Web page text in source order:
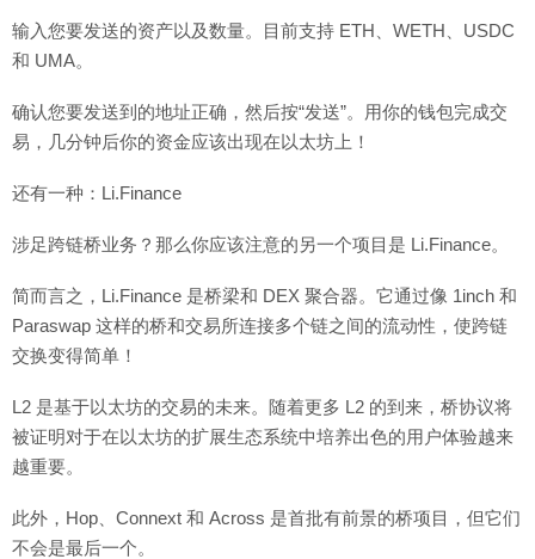
输入您要发送的资产以及数量。目前支持 ETH、WETH、USDC
和 UMA。
确认您要发送到的地址正确，然后按“发送”。用你的钱包完成交
易，几分钟后你的资金应该出现在以太坊上！
还有一种：Li.Finance
涉足跨链桥业务？那么你应该注意的另一个项目是 Li.Finance。
简而言之，Li.Finance 是桥梁和 DEX 聚合器。它通过像 1inch 和
Paraswap 这样的桥和交易所连接多个链之间的流动性，使跨链
交换变得简单！
L2 是基于以太坊的交易的未来。随着更多 L2 的到来，桥协议将
被证明对于在以太坊的扩展生态系统中培养出色的用户体验越来
越重要。
此外，Hop、Connext 和 Across 是首批有前景的桥项目，但它们
不会是最后一个。